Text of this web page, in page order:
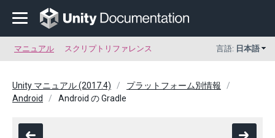
マニュアル スクリプトリファレンス 言語: 日本語
Unity マニュアル (2017.4)
プラットフォーム別情報
Android
Android の Gradle